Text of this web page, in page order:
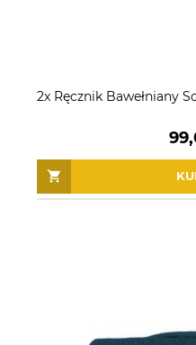
2x Ręcznik Bawełniany